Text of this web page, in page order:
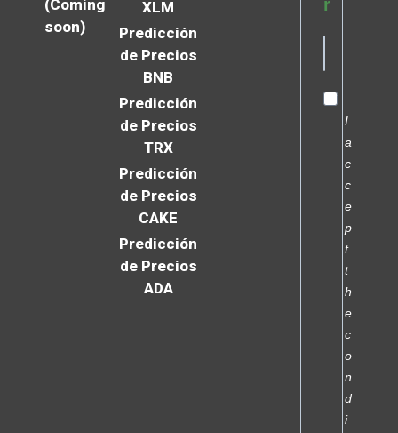
(Coming
soon)
XLM
Predicción
de Precios
BNB
Predicción
de Precios
TRX
Predicción
de Precios
CAKE
Predicción
de Precios
ADA
r
I
a
c
c
e
p
t
t
h
e
c
o
n
d
i